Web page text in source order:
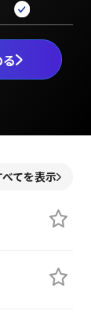
る
べてを表示